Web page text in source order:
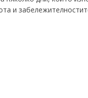
и